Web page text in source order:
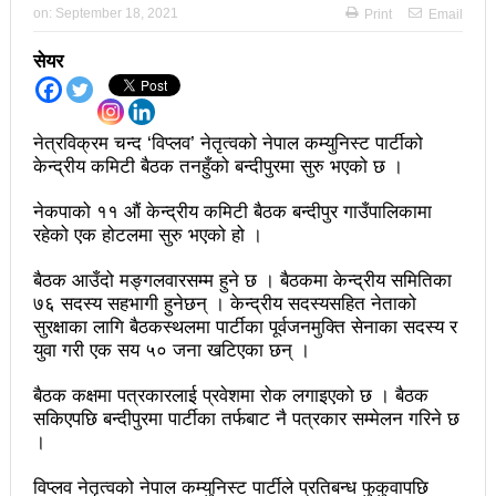
छिटफुटबाहेक शान्तिपूर्ण रुपमा मतदान सम्पन्न
आज प्रतिनिधिसभा सदस्य निर्वाचनः देशैभर मतदान जारी
बैतडीमा जन्तिबस दुर्घटनाः १३ जनाको मृत्यु
कविता – अपजश
पुरस्कार वितरणबिनै काउन्सिलले सम्पन्न गर्‍यो वार्षिकोत्सव
हितेन्द्रदेव शाक्यलाई पद छाड्नुपर्ने नैतिक दबाबः समय बुझेर
बाटो खुलाउन मन्त्री घिसिङको म्यासेज
सहनशीलताको ब्रेक
on: September 18, 2021 Print Email
सेयर
नेत्रविक्रम चन्द ‘विप्लव’ नेतृत्वको नेपाल कम्युनिस्ट पार्टीको
केन्द्रीय कमिटी बैठक तनहुँको बन्दीपुरमा सुरु भएको छ ।
नेकपाको ११ औं केन्द्रीय कमिटी बैठक बन्दीपुर गाउँपालिकामा
रहेको एक होटलमा सुरु भएको हो ।
बैठक आउँदो मङ्गलवारसम्म हुने छ । बैठकमा केन्द्रीय समितिका
७६ सदस्य सहभागी हुनेछन् । केन्द्रीय सदस्यसहित नेताको
सुरक्षाका लागि बैठकस्थलमा पार्टीका पूर्वजनमुक्ति सेनाका सदस्य र
युवा गरी एक सय ५० जना खटिएका छन् ।
बैठक कक्षमा पत्रकारलाई प्रवेशमा रोक लगाइएको छ । बैठक
सकिएपछि बन्दीपुरमा पार्टीका तर्फबाट नै पत्रकार सम्मेलन गरिने छ
।
विप्लव नेतृत्वको नेपाल कम्युनिस्ट पार्टीले प्रतिबन्ध फुकुवापछि